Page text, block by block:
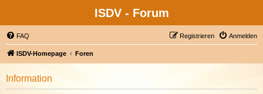
ISDV - Forum
FAQ Anmelden
Registrieren
ISDV-Homepage Foren
Information